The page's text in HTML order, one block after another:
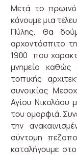
Μετά το
κάνουμε μια
Πύλης. Θα
αρχοντόσπιτο
1900 που
μνημείο καθώς
τοπικής
συνοικίας
Αγίου Νικολάου
του ομορφιά.
την
σύντομη
καταλήγουμε